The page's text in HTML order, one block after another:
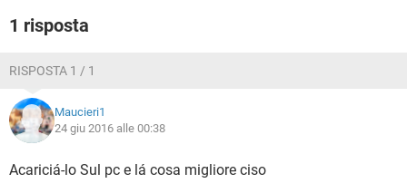
1 risposta
RISPOSTA 1 / 1
Maucieri1
24 giu 2016 alle 00:38
Acariciá-lo Sul pc e lá cosa migliore ciso